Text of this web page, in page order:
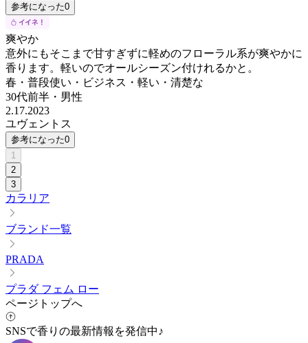
参考になった0
爽やか
意外にもそこまで甘すぎずに軽めのフローラル系が爽やかに
香ります。軽いのでオールシーズン付けれるかと。
春・普段使い・ビジネス・軽い・清楚な
30代前半 ・ 男性
2.17.2023
ユヴェントス
参考になった0
1
2
3
カラリア
ブランド一覧
PRADA
プラダ フェム ロー
ページトップへ
SNSで香りの最新情報を発信中♪